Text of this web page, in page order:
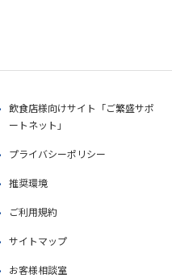
飲食店様向けサイト「ご繁盛サポ
ートネット」
プライバシーポリシー
推奨環境
ご利用規約
サイトマップ
お客様相談室